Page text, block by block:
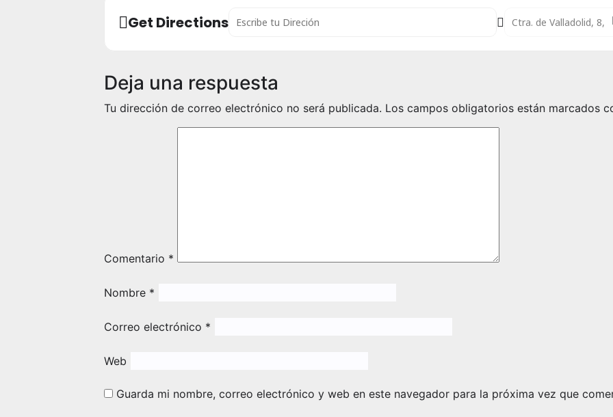
Get Directions Destination Address -
Deja una respuesta
Tu dirección de correo electrónico no será publicada. Los campos obligatorios están marcados
Comentario *
Nombre *
Correo electrónico *
Web
Guarda mi nombre, correo electrónico y web en este navegador para la próxima vez que